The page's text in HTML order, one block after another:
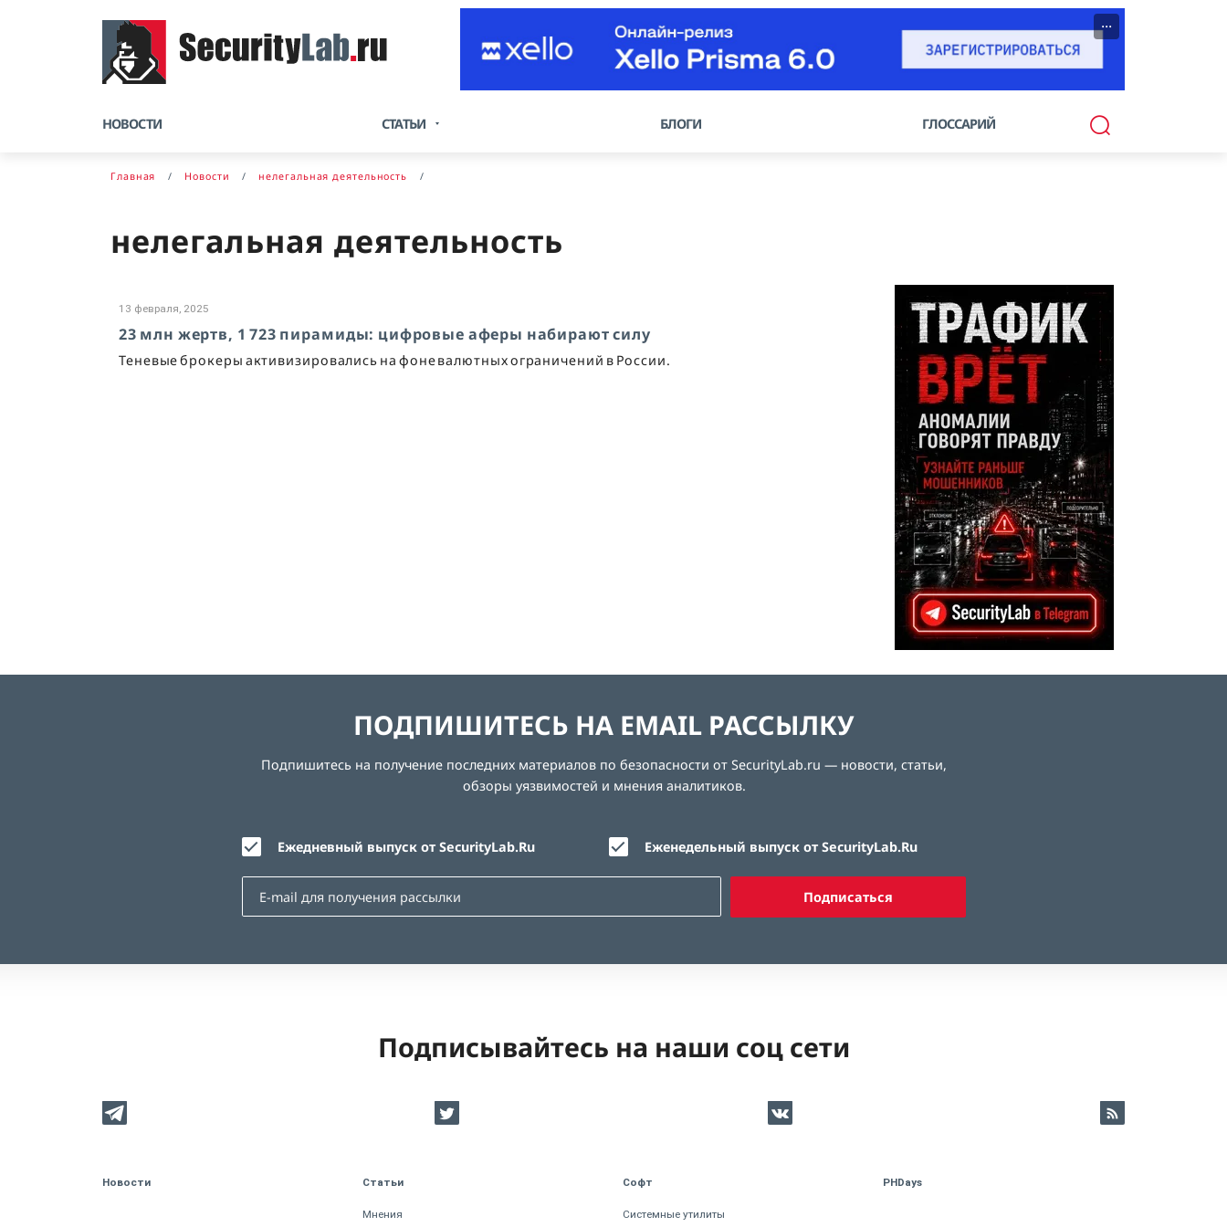
···
НОВОСТИ СТАТЬИ БЛОГИ ГЛОССАРИЙ
Главная Новости нелегальная деятельность
нелегальная деятельность
13 февраля, 2025
23 млн жертв, 1 723 пирамиды: цифровые аферы набирают силу
Теневые брокеры активизировались на фоне валютных ограничений в России.
ПОДПИШИТЕСЬ НА EMAIL РАССЫЛКУ
Подпишитесь на получение последних материалов по безопасности от SecurityLab.ru — новости, статьи,
обзоры уязвимостей и мнения аналитиков.
Ежедневный выпуск от SecurityLab.Ru Еженедельный выпуск от SecurityLab.Ru
Подписаться
Подписывайтесь на наши соц сети
Новости Статьи
Мнения
Софт
Системные утилиты
PHDays